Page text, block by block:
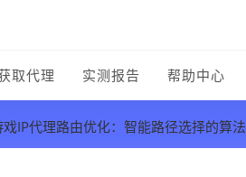
取代理 实测报告 帮助中心
IP代理路由优化：智能路径选择的算